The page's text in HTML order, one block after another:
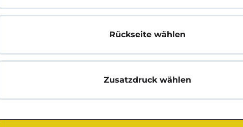
Rückseite wählen
Zusatzdruck wählen